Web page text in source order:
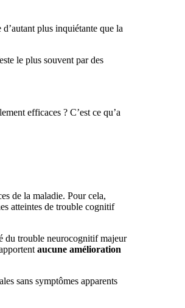
plus inquiétante que la
le plus souvent par des
efficaces ? C’est ce qu’a
de la maladie. Pour cela,
atteintes de trouble cognitif
du trouble neurocognitif majeur
aucune amélioration
sans symptômes apparents